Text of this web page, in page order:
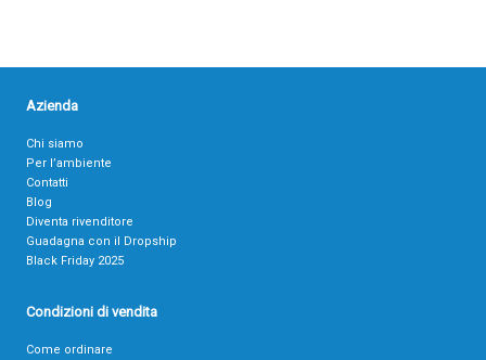
Azienda
Chi siamo
Per l’ambiente
Contatti
Blog
Diventa rivenditore
Guadagna con il Dropship
Black Friday 2025
Condizioni di vendita
Come ordinare